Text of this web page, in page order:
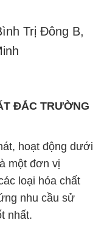
Trị Đông B,
ĐẮC TRƯỜNG
hoạt động dưới
một đơn vị
loại hóa chất
nhu cầu sử
nhất.